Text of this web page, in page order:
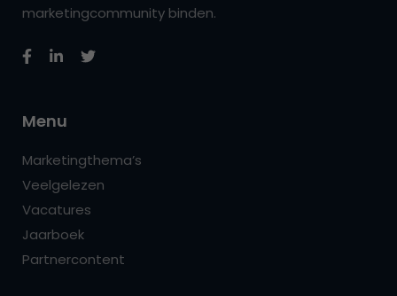
marketingcommunity binden.
Menu
Marketingthema’s
Veelgelezen
Vacatures
Jaarboek
Partnercontent